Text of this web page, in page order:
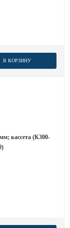
В КОРЗИНУ
кассета (К300-